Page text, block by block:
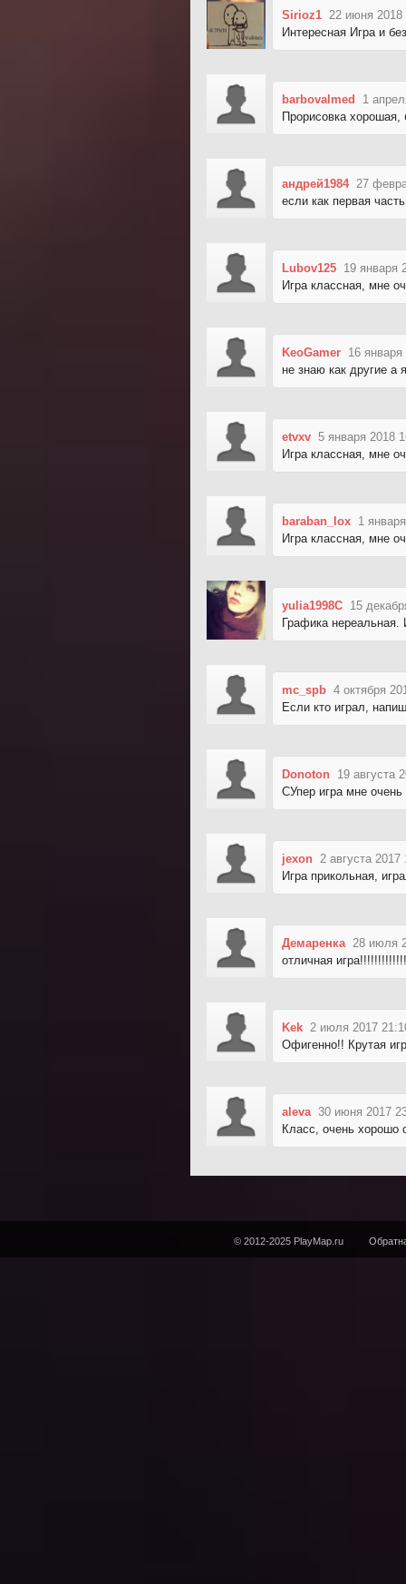
Sirioz1 22 июня 2018
Интересная Игра и
barbovalmed
1
Прорисовка хорошая,
андрей1984 27
если как первая
Lubov125 19 января
Игра классная, мне
KeoGamer 16 января
не знаю как другие а
etvxv 5 января 2018
Игра классная, мне
baraban_lox 1
Игра классная, мне
yulia1998C 15
Графика нереальная.
mc_spb 4 октября
Если кто играл,
Donoton 19 августа
CУпер игра мне
jexon 2 августа 2017
Игра прикольная,
Демаренка 28 июля
отличная
Kek 2 июля 2017
Офигенно!! Крутая
aleva 30 июня 2017
Класс, очень хорошо
© 2012-2025 PlayMap.ru